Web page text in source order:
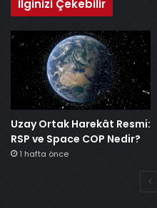
İlginizi Çekebilir
Uzay Ortak Harekât Resmi:
RSP ve Space COP Nedir?
1 hafta önce